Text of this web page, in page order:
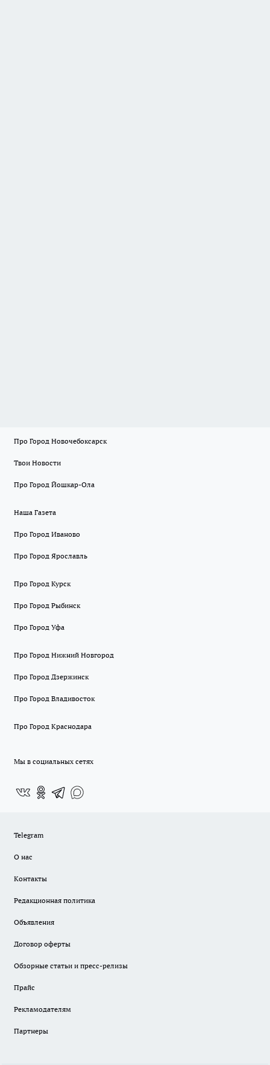
Про Город Новочебоксарск
Твои Новости
Про Город Йошкар-Ола
Наша Газета
Про Город Иваново
Про Город Ярославль
Про Город Курск
Про Город Рыбинск
Про Город Уфа
Про Город Нижний Новгород
Про Город Дзержинск
Про Город Владивосток
Про Город Краснодара
Мы в социальных сетях
Telegram
О нас
Контакты
Редакционная политика
Объявления
Договор оферты
Обзорные статьи и пресс-релизы
Прайс
Рекламодателям
Партнеры